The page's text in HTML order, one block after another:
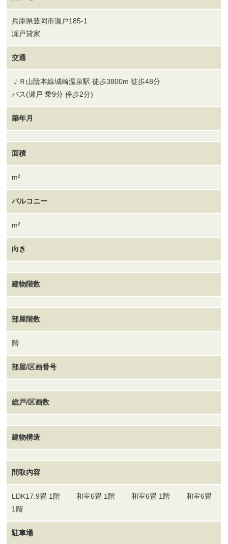
兵庫県豊岡市瀬戸185-1
瀬戸貸家
交通
ＪＲ山陰本線城崎温泉駅 徒歩3800m 徒歩48分
バス(瀬戸 乗9分 停歩2分)
築年月
面積
m²
バルコニー
m²
向き
建物階数
部屋階数
階
部屋/区画番号
総戸/区画数
建物構造
間取内容
LDK17.9畳 1階 和室6畳 1階 和室6畳 1階 和室6畳
1階
駐車場